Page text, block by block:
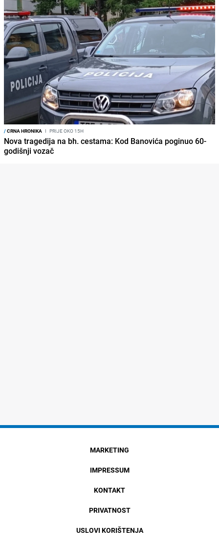
/CRNA HRONIKA I PRIJE OKO 15H
Nova tragedija na bh. cestama: Kod Banovića poginuo 60-
godišnji vozač
MARKETING
IMPRESSUM
KONTAKT
PRIVATNOST
USLOVI KORIŠTENJA